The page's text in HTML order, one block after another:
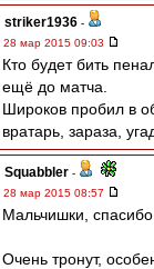
striker1936 -
28 мар 2015 09:03
Кто будет бить
ещё до матча.
Широков пробил в
вратарь, зараза,
Squabbler -
28 мар 2015 08:57
Мальчишки,
Очень тронут,